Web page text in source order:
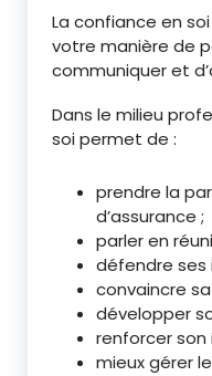
La confiance en
votre manière de
communiquer et
Dans le milieu
soi permet de :
prendre la
d’assurance ;
parler en
défendre ses
convaincre
développer
renforcer son
mieux gérer